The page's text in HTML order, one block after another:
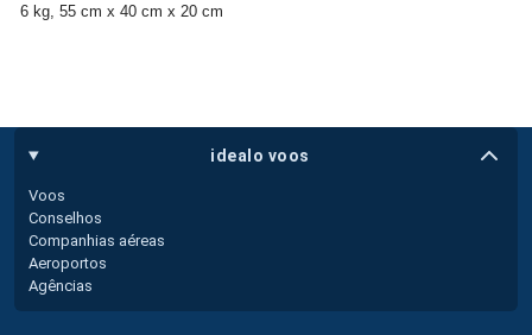
6 kg, 55 cm x 40 cm x 20 cm
idealo voos
Voos
Conselhos
Companhias aéreas
Aeroportos
Agências